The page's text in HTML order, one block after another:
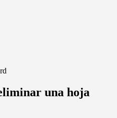
una hoja